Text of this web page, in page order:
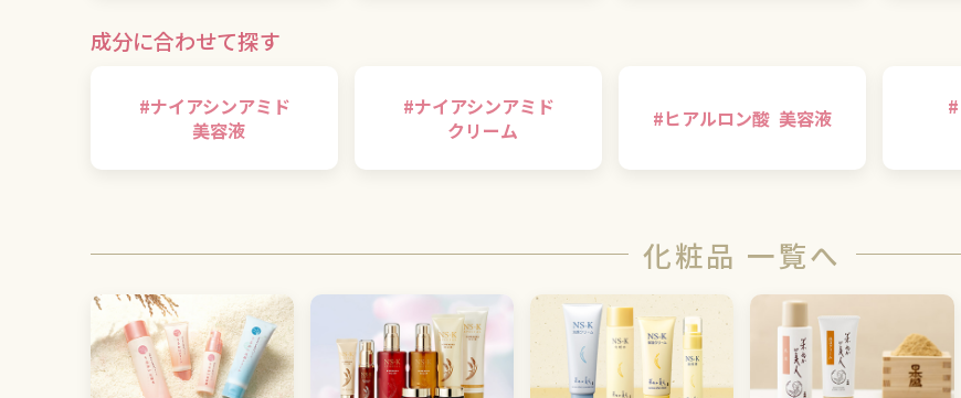
成分に合わせて探す
#ナイアシンアミド
美容液
#ナイアシンアミド
クリーム
#ヒアルロン酸 美容液 #
化粧品 一覧へ